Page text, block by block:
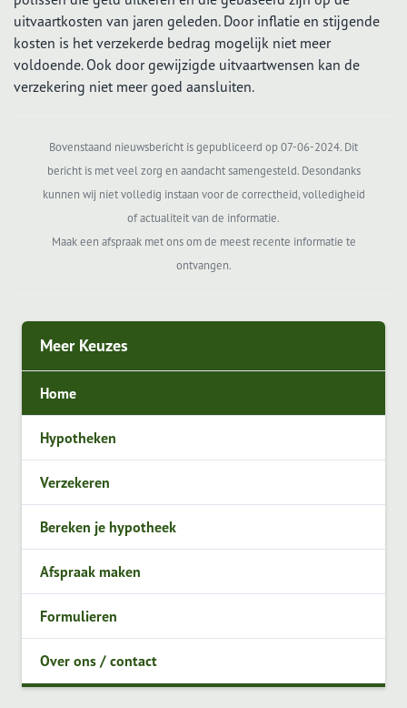
uitvaartkosten van jaren geleden. Door inflatie en stijgende
kosten is het verzekerde bedrag mogelijk niet meer
voldoende. Ook door gewijzigde uitvaartwensen kan de
verzekering niet meer goed aansluiten.
Bovenstaand nieuwsbericht is gepubliceerd op 07-06-2024. Dit
bericht is met veel zorg en aandacht samengesteld. Desondanks
kunnen wij niet volledig instaan voor de correctheid, volledigheid
of actualiteit van de informatie.
Maak een afspraak met ons om de meest recente informatie te
ontvangen.
Meer Keuzes
Home
Hypotheken
Verzekeren
Bereken je hypotheek
Afspraak maken
Formulieren
Over ons / contact